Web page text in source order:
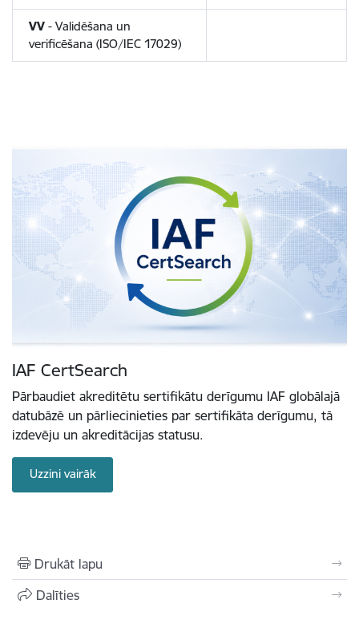
VV - Validēšana un
verificēšana (ISO/IEC 17029)
IAF CertSearch
Pārbaudiet akreditētu sertifikātu derīgumu IAF globālajā
datubāzē un pārliecinieties par sertifikāta derīgumu, tā
izdevēju un akreditācijas statusu.
Uzzini vairāk
Drukāt lapu
Dalīties